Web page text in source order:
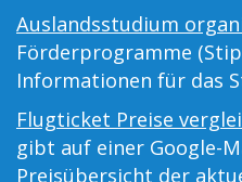
Auslandsstudium
Förderprogramme
Informationen für das
Flugticket Preise
gibt auf einer Google-
Preisübersicht der